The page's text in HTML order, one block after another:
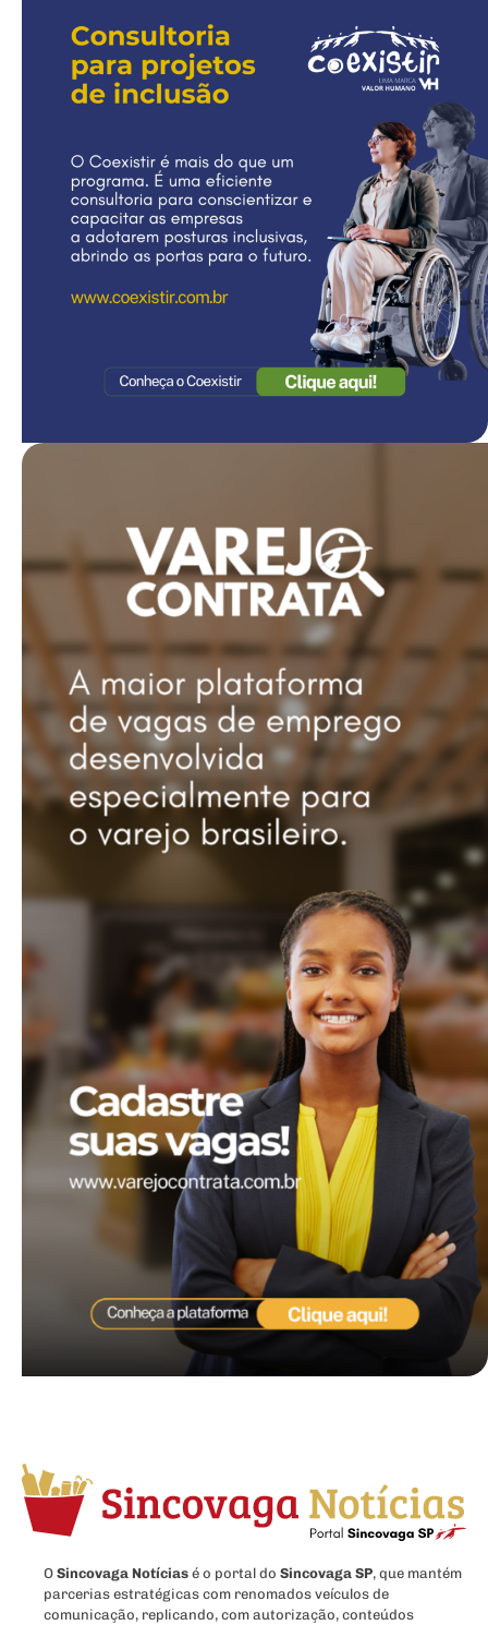
O Sincovaga Notícias é o portal do Sincovaga SP, que mantém
parcerias estratégicas com renomados veículos de
comunicação, replicando, com autorização, conteúdos